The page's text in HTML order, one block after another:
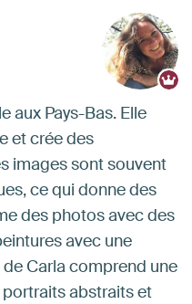
aux Pays-Bas. Elle
et crée des
images sont souvent
ce qui donne des
des photos avec des
avec une
Carla comprend une
abstraits et